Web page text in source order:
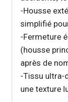
-Housse
simplifié
-Fermeture
(housse
après de
-Tissu ultra-
une texture